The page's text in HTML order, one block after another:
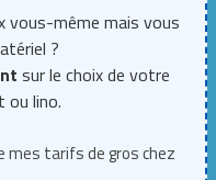
vous-même mais vous
?
sur le choix de votre
ou lino.
mes tarifs de gros chez